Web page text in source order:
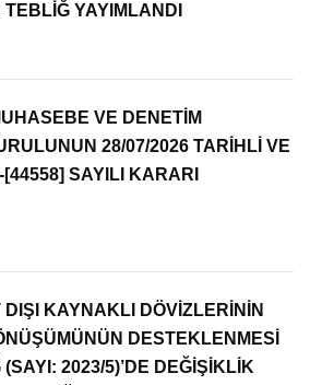
YAYIMLANDI
VE DENETİM
28/07/2026 TARİHLİ VE
SAYILI KARARI
KAYNAKLI DÖVİZLERİNİN
DESTEKLENMESİ
2023/5)’DE DEĞİŞİKLİK